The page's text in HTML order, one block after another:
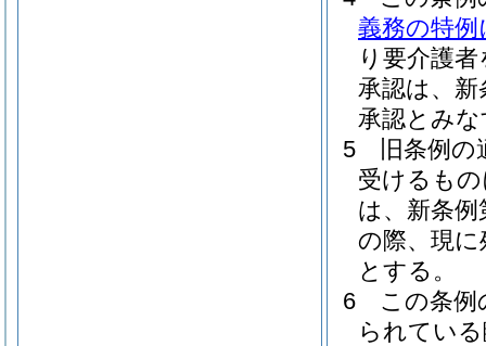
義務の特
り要介護
承認は、
承認とみな
5
旧条例
受けるも
は、新条
の際、現
とする。
6
この条例
られてい